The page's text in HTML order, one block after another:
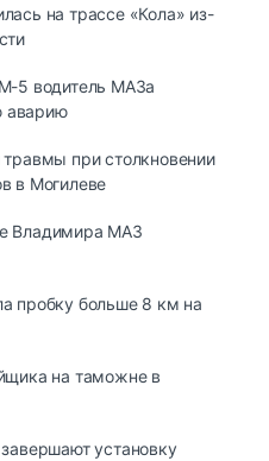
на трассе «Кола» из-
5 водитель МАЗа
аварию
при столкновении
в Могилеве
Владимира МАЗ
пробку больше 8 км на
на таможне в
ycтaнoвкy